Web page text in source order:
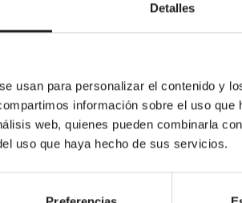
Detalles
usan para personalizar el contenido y
información sobre el uso
web, quienes pueden combinarla
uso que haya hecho de sus servicios.